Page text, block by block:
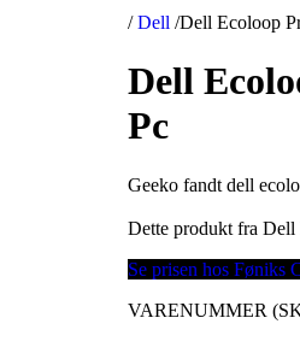
/ Dell /Dell Ecoloop
Dell
Pc
Geeko fandt dell
Dette produkt fra
Se prisen hos Føniks
VARENUMMER